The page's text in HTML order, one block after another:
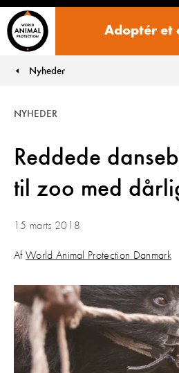
Adoptér et
You are here:
Nyheder
Reddede
til zoo med
NYHEDER
15 marts 2018
Af World Animal Protection Danmark